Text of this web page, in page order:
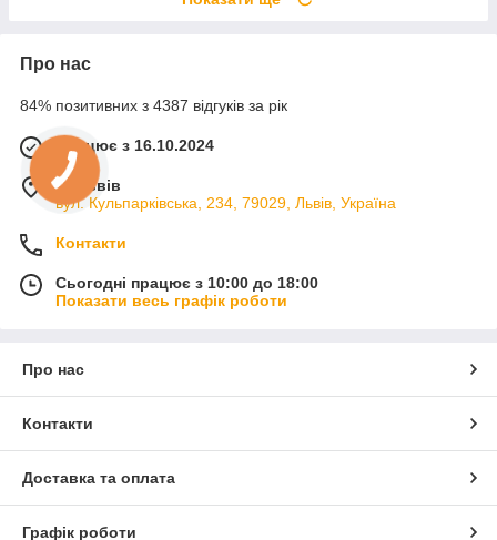
Про нас
84% позитивних з 4387 відгуків за рік
Працює з 16.10.2024
м. Львів
вул. Кульпарківська, 234, 79029, Львів, Україна
Контакти
Сьогодні працює з 10:00 до 18:00
Показати весь графік роботи
Про нас
Контакти
Доставка та оплата
Графік роботи